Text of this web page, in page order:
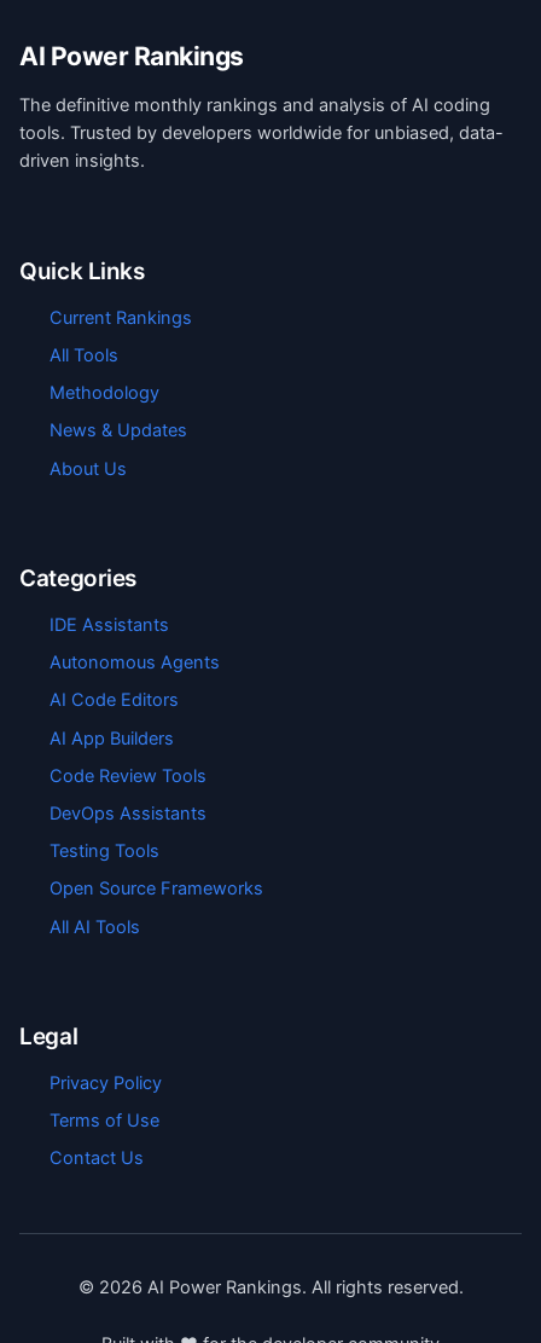
AI Power Rankings
The definitive monthly rankings and analysis of AI coding
tools. Trusted by developers worldwide for unbiased, data-
driven insights.
Quick Links
Current Rankings
All Tools
Methodology
News & Updates
About Us
Categories
IDE Assistants
Autonomous Agents
AI Code Editors
AI App Builders
Code Review Tools
DevOps Assistants
Testing Tools
Open Source Frameworks
All AI Tools
Legal
Privacy Policy
Terms of Use
Contact Us
© 2026 AI Power Rankings. All rights reserved.